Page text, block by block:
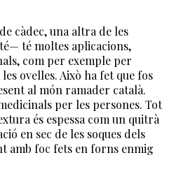
càdec, una altra de les
té moltes aplicacions,
com per exemple per
ovelles. Això ha fet que fos
al món ramader català.
per les persones. Tot
és espessa com un quitrà
en sec de les soques dels
amb foc fets en forns enmig